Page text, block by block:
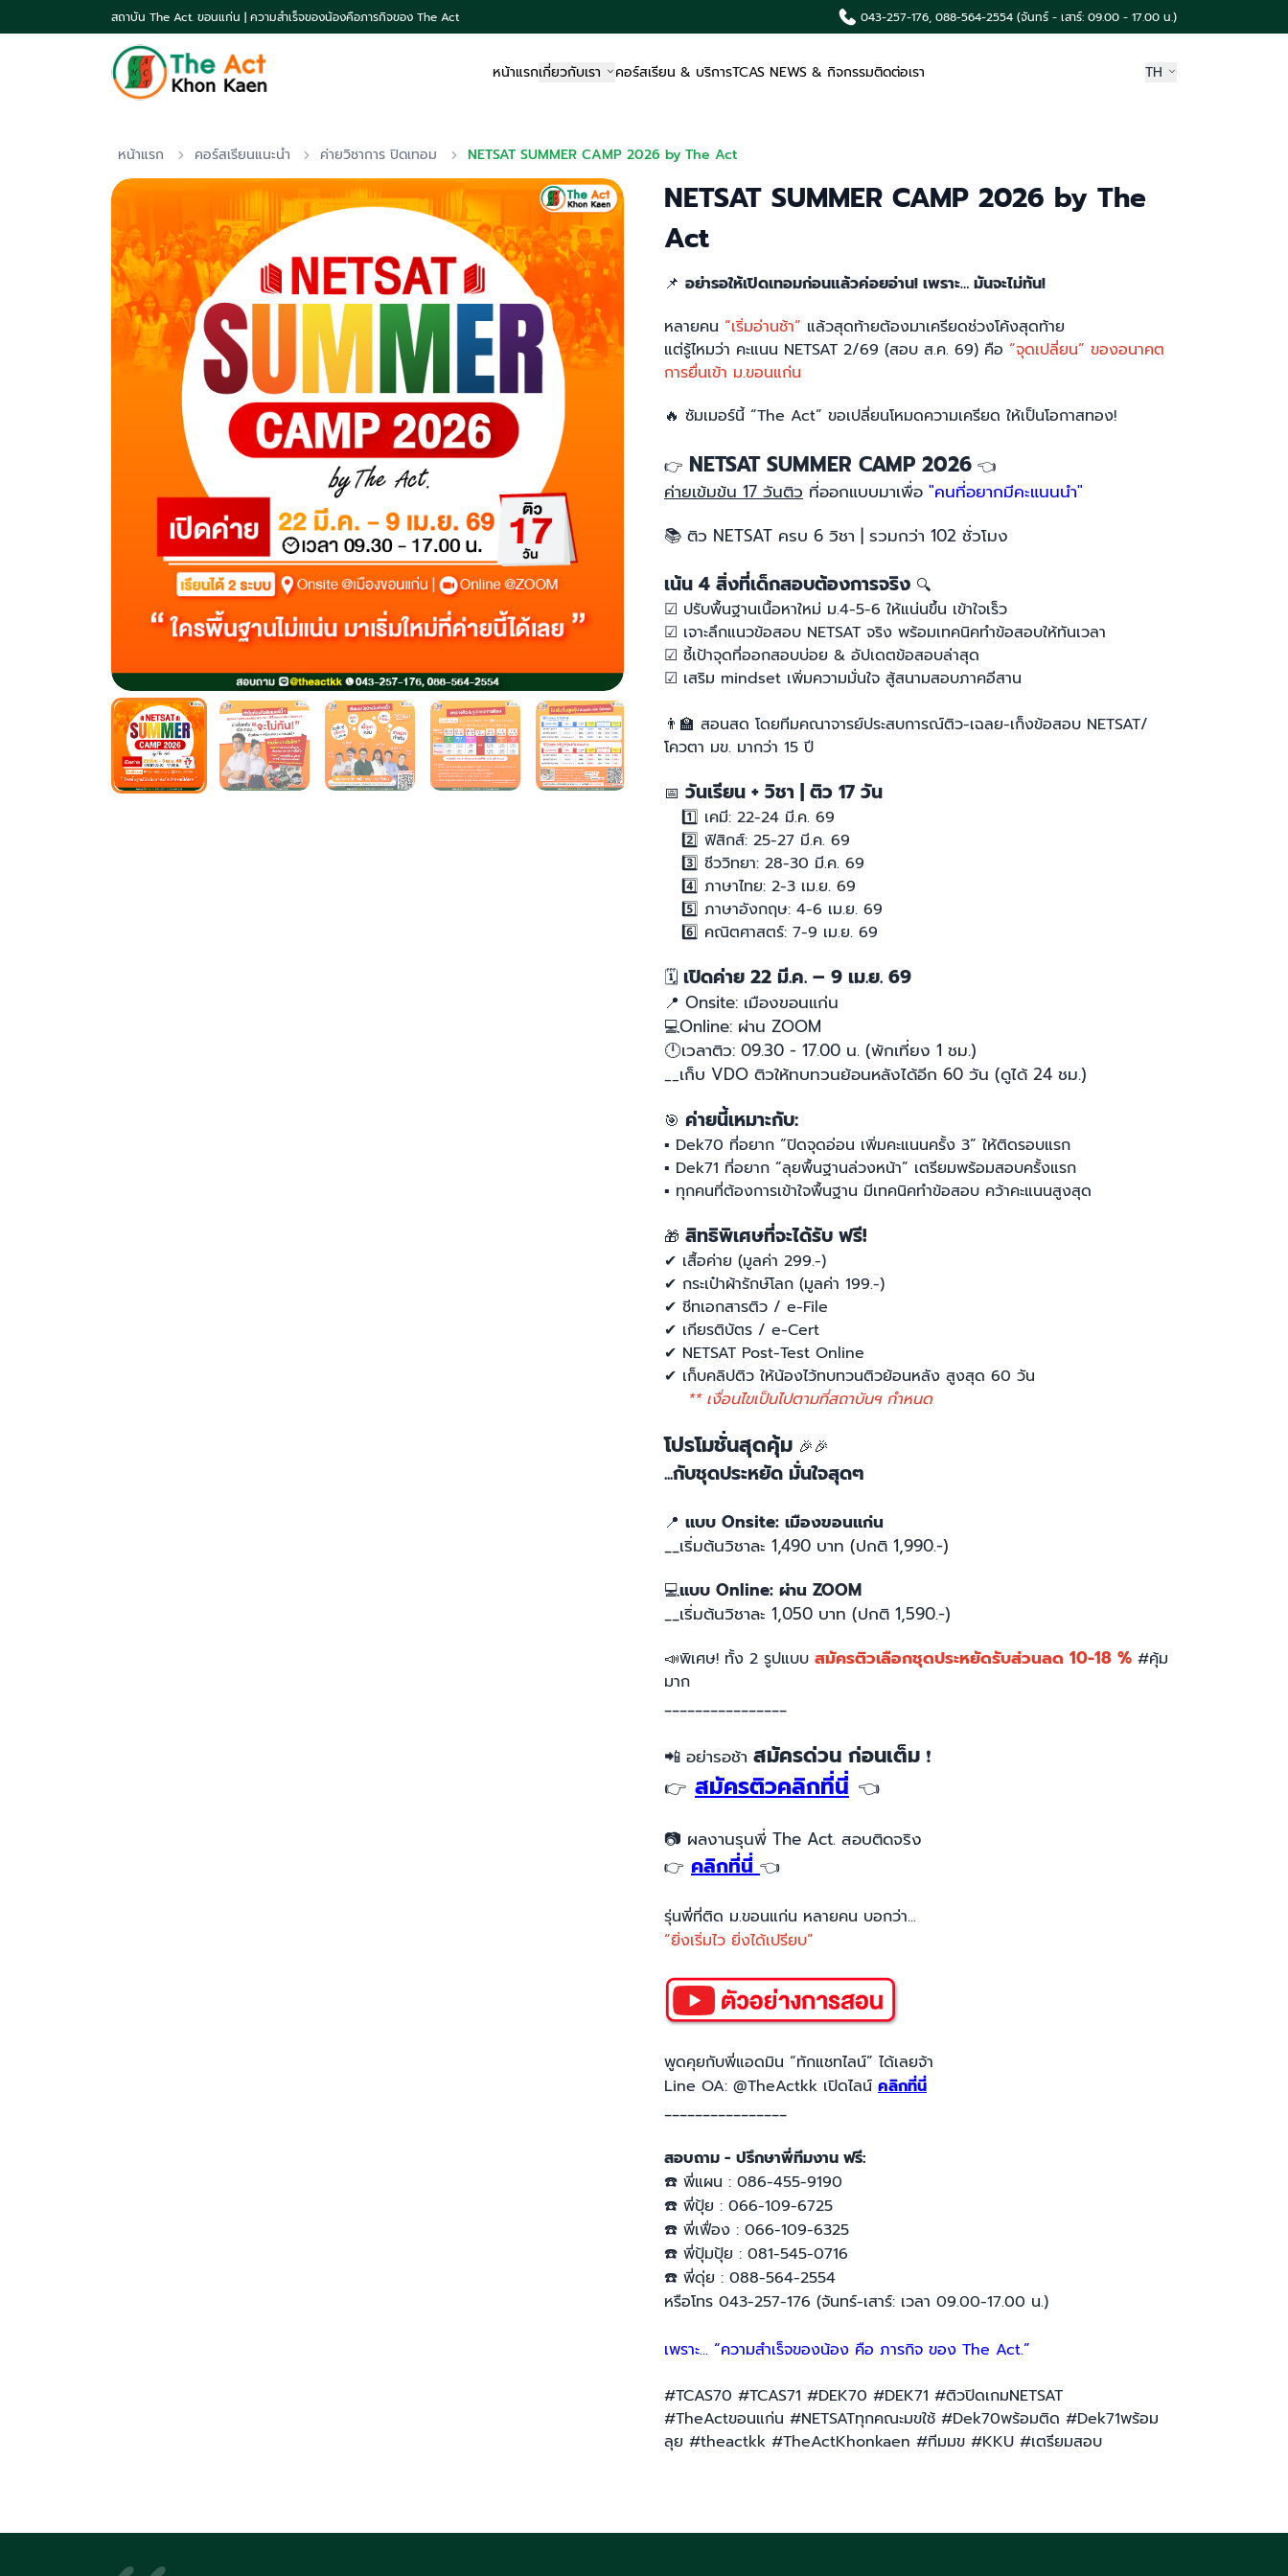
สถาบัน The Act. ขอนแก่น | ความสำเร็จของน้องคือภารกิจของ The Act 043-257-176, 088-564-2554 (จันทร์ - เสาร์: 09.00 - 17.00 น.)
หน้าแรกเกี่ยวกับเรา คอร์สเรียน & บริการTCAS NEWS & กิจกรรมติดต่อเรา TH
หน้าแรก คอร์สเรียนแนะนำ ค่ายวิชาการ ปิดเทอม NETSAT SUMMER CAMP 2026 by The Act
NETSAT SUMMER CAMP 2026 by The
Act
📌 อย่ารอให้เปิดเทอมก่อนแล้วค่อยอ่าน! เพราะ… มันจะไม่ทัน!
หลายคน “เริ่มอ่านช้า” แล้วสุดท้ายต้องมาเครียดช่วงโค้งสุดท้าย
แต่รู้ไหมว่า คะแนน NETSAT 2/69 (สอบ ส.ค. 69) คือ “จุดเปลี่ยน” ของอนาคต
การยื่นเข้า ม.ขอนแก่น
🔥 ซัมเมอร์นี้ “The Act” ขอเปลี่ยนโหมดความเครียด ให้เป็นโอกาสทอง!
👉 NETSAT SUMMER CAMP 2026 👈
ค่ายเข้มข้น 17 วันติว ที่ออกแบบมาเพื่อ "คนที่อยากมีคะแนนนำ"
📚 ติว NETSAT ครบ 6 วิชา | รวมกว่า 102 ชั่วโมง
เน้น 4 สิ่งที่เด็กสอบต้องการจริง 🔍
☑︎ ปรับพื้นฐานเนื้อหาใหม่ ม.4-5-6 ให้แน่นขึ้น เข้าใจเร็ว
☑︎ เจาะลึกแนวข้อสอบ NETSAT จริง พร้อมเทคนิคทำข้อสอบให้ทันเวลา
☑︎ ชี้เป้าจุดที่ออกสอบบ่อย & อัปเดตข้อสอบล่าสุด
☑︎ เสริม mindset เพิ่มความมั่นใจ สู้สนามสอบภาคอีสาน
👨‍🏫 สอนสด โดยทีมคณาจารย์ประสบการณ์ติว-เฉลย-เก็งข้อสอบ NETSAT/
โควตา มข. มากว่า 15 ปี
📅 วันเรียน + วิชา | ติว 17 วัน
1️⃣ เคมี: 22-24 มี.ค. 69
2️⃣ ฟิสิกส์: 25-27 มี.ค. 69
3️⃣ ชีววิทยา: 28-30 มี.ค. 69
4️⃣ ภาษาไทย: 2-3 เม.ย. 69
5️⃣ ภาษาอังกฤษ: 4-6 เม.ย. 69
6️⃣ คณิตศาสตร์: 7-9 เม.ย. 69
🗓 เปิดค่าย 22 มี.ค. – 9 เม.ย. 69
📍 Onsite: เมืองขอนแก่น
💻Online: ผ่าน ZOOM
🕛เวลาติว: 09.30 - 17.00 น. (พักเที่ยง 1 ชม.)
__เก็บ VDO ติวให้ทบทวนย้อนหลังได้อีก 60 วัน (ดูได้ 24 ชม.)
🎯 ค่ายนี้เหมาะกับ:
▪︎ Dek70 ที่อยาก “ปิดจุดอ่อน เพิ่มคะแนนครั้ง 3” ให้ติดรอบแรก
▪︎ Dek71 ที่อยาก “ลุยพื้นฐานล่วงหน้า” เตรียมพร้อมสอบครั้งแรก
▪︎ ทุกคนที่ต้องการเข้าใจพื้นฐาน มีเทคนิคทำข้อสอบ คว้าคะแนนสูงสุด
🎁 สิทธิพิเศษที่จะได้รับ ฟรี!
✔ เสื้อค่าย (มูลค่า 299.-)
✔ กระเป๋าผ้ารักษ์โลก (มูลค่า 199.-)
✔ ชีทเอกสารติว / e-File
✔ เกียรติบัตร / e-Cert
✔ NETSAT Post-Test Online
✔ เก็บคลิปติว ให้น้องไว้ทบทวนติวย้อนหลัง สูงสุด 60 วัน
** เงื่อนไขเป็นไปตามที่สถาบันฯ กำหนด
โปรโมชั่นสุดคุ้ม 🎉🎉
...กับชุดประหยัด มั่นใจสุดๆ
📍 แบบ Onsite: เมืองขอนแก่น
__เริ่มต้นวิชาละ 1,490 บาท (ปกติ 1,990.-)
💻แบบ Online: ผ่าน ZOOM
__เริ่มต้นวิชาละ 1,050 บาท (ปกติ 1,590.-)
📣พิเศษ! ทั้ง 2 รูปแบบ สมัครติวเลือกชุดประหยัดรับส่วนลด 10-18 % #คุ้ม
มาก
________________
📲 อย่ารอช้า สมัครด่วน ก่อนเต็ม ❗
👉 สมัครติวคลิกที่นี่ 👈
📷 ผลงานรุนพี่ The Act. สอบติดจริง
👉 คลิกที่นี่👈
รุ่นพี่ที่ติด ม.ขอนแก่น หลายคน บอกว่า...
“ยิ่งเริ่มไว ยิ่งได้เปรียบ”
พูดคุยกับพี่แอดมิน “ทักแชทไลน์” ได้เลยจ้า
Line OA: @TheActkk เปิดไลน์ คลิกที่นี่
________________
สอบถาม - ปรึกษาพี่ทีมงาน ฟรี:
☎️ พี่แผน : 086-455-9190
☎️ พี่ปุ้ย : 066-109-6725
☎️ พี่เฟื่อง : 066-109-6325
☎️ พี่ปุ้มปุ้ย : 081-545-0716
☎️ พี่ดุ่ย : 088-564-2554
หรือโทร 043-257-176 (จันทร์-เสาร์: เวลา 09.00-17.00 น.)
เพราะ... “ความสำเร็จของน้อง คือ ภารกิจ ของ The Act.”
#TCAS70 #TCAS71 #DEK70 #DEK71 #ติวปิดเกมNETSAT
#TheActขอนแก่น #NETSATทุกคณะมขใช้ #Dek70พร้อมติด #Dek71พร้อม
ลุย #theactkk #TheActKhonkaen #ทีมมข #KKU #เตรียมสอบ